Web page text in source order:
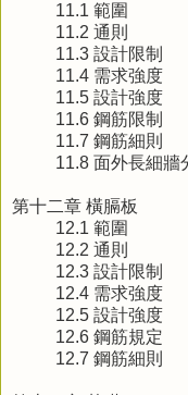
11.1 範圍
11.2 通則
11.3 設計限制
11.4 需求強度
11.5 設計強度
11.6 鋼筋限制
11.7 鋼筋細則
11.8 面外長細牆
第十二章 橫膈板
12.1 範圍
12.2 通則
12.3 設計限制
12.4 需求強度
12.5 設計強度
12.6 鋼筋規定
12.7 鋼筋細則